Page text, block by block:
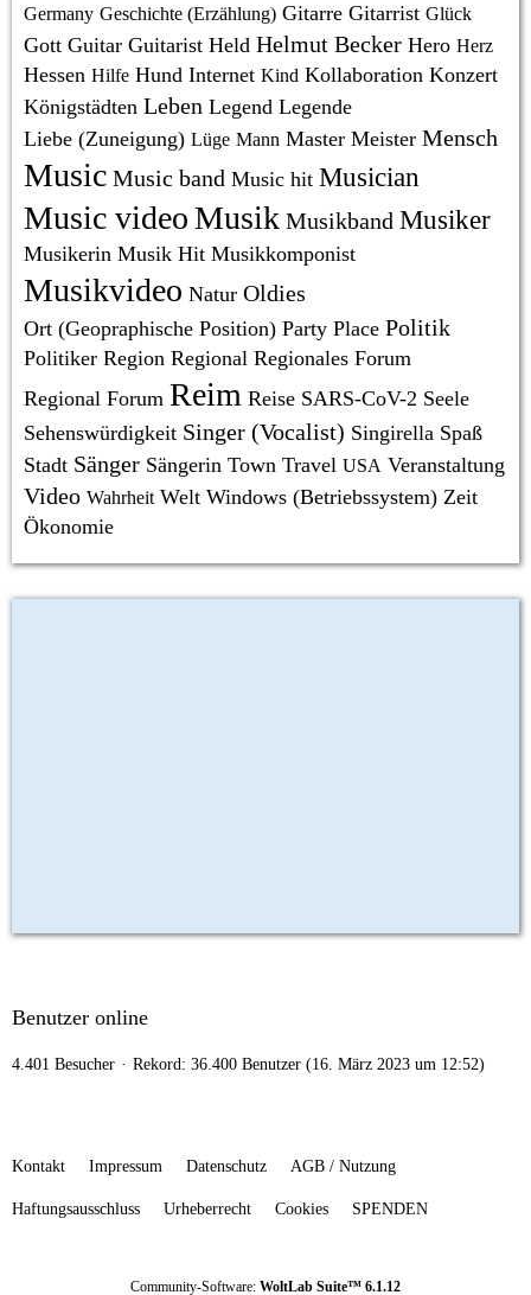
Germany Geschichte (Erzählung) Gitarre Gitarrist Glück
Gott Guitar Guitarist Held Helmut Becker Hero Herz
Hessen Hilfe Hund Internet Kind Kollaboration Konzert
Königstädten Leben Legend Legende
Liebe (Zuneigung) Lüge Mann Master Meister Mensch
Music Music band Music hit Musician
Music videoMusik Musikband Musiker
Musikerin Musik Hit Musikkomponist
Musikvideo Natur Oldies
Ort (Geopraphische Position) Party Place Politik
Politiker Region Regional Regionales Forum
Regional Forum Reim Reise SARS-CoV-2 Seele
Sehenswürdigkeit Singer (Vocalist) Singirella Spaß
Stadt Sänger Sängerin Town Travel USA Veranstaltung
Video Wahrheit Welt Windows (Betriebssystem) Zeit
Ökonomie
Benutzer online
4.401 Besucher Rekord: 36.400 Benutzer (16. März 2023 um 12:52)
Kontakt Impressum Datenschutz AGB / Nutzung
Haftungsausschluss Urheberrecht Cookies SPENDEN
Community-Software: WoltLab Suite™ 6.1.12